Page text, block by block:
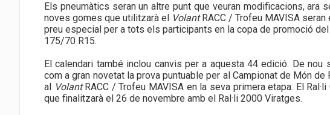
Els pneumàtics seran un altre punt que veuran modificacions,
noves gomes que utilitzarà el
VolantRACC / Trofeu MAVISA
preu especial per a tots els participants en la copa de promoció
175/70 R15.
El calendari també inclou canvis per a aquesta 44 edició. De
com a gran novetat la prova puntuable per al Campionat de Món de
al
VolantRACC / Trofeu MAVISA en la seva primera etapa. El
que finalitzarà el 26 de novembre amb el Ral·li 2000 Viratges.